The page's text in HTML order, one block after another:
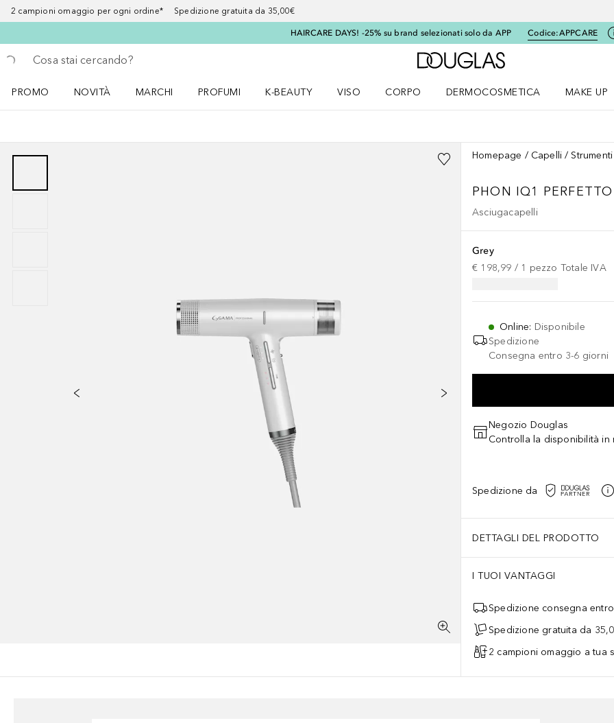
2 campioni omaggio per ogni ordine* Spedizione gratuita da 35,00€
HAIRCARE DAYS! -25% su brand selezionati solo da APP Codice:APPCARE
Torna indietro
Esegui ricerca
A Douglas Home
PROMO
NOVITÀ
MARCHI
PROFUMI
K-BEAUTY
VISO
CORPO
DERMOCOSMETICA
MAKE UP
Homepage Capelli
PHON IQ1 PERFETTO
Asciugacapelli
Grey
€ 198,99 / 1 pezzo Totale IVA
Online: Disponibile
Spedizione
Consegna entro 3-6 giorni
Negozio Douglas
Controlla la disponibilità in
Spedizione da
DETTAGLI DEL PRODOTTO
I TUOI VANTAGGI
Spedizione consegna
Spedizione gratuita da
2 campioni omaggio a tua